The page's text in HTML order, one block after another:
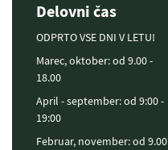
Delovni čas
ODPRTO VSE DNI V LETU!
Marec, oktober: od 9.00 -
18.00
April - september: od 9:00 -
19:00
Februar, november: od 9.00